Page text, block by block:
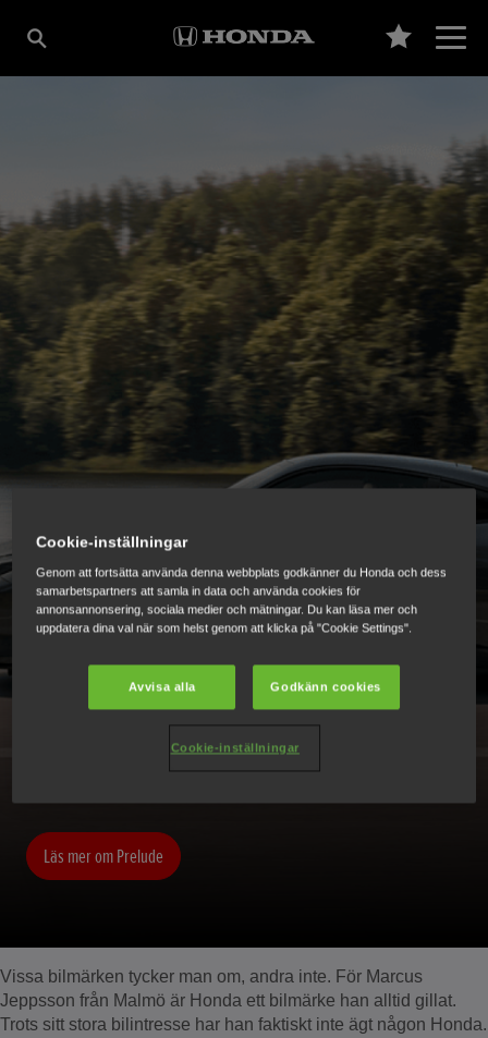
FÖRSTA KÖPAREN AV
HONDA PRELUDE I SVERIGE
Nya generationen av Honda Prelude väntas till Sverige i
april. En som redan beställt bilen är Marcus Jeppsson.
Läs mer om Prelude
Vissa bilmärken tycker man om, andra inte. För Marcus
Jeppsson från Malmö är Honda ett bilmärke han alltid gillat.
Trots sitt stora bilintresse har han faktiskt inte ägt någon Honda.
Cookie-inställningar
Genom att fortsätta använda denna webbplats godkänner du Honda och dess
samarbetspartners att samla in data och använda cookies för
annonsannonsering, sociala medier och mätningar. Du kan läsa mer och
uppdatera dina val när som helst genom att klicka på "Cookie Settings".
Avvisa alla Godkänn cookies
Cookie-inställningar